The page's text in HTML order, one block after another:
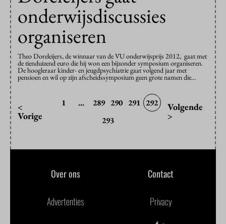
onderwijsdiscussies
organiseren
Theo Doreleijers, de winnaar van de VU onderwijsprijs 2012, gaat met
de tienduizend euro die hij won een bijzonder symposium organiseren.
De hoogleraar kinder- en jeugdpsychiatrie gaat volgend jaar met
pensioen en wil op zijn afscheidssymposium geen grote namen die…
<
Vorige
1 ... 289 290 291 292
293
Volgende
>
Over ons Contact
Advertenties Privacy